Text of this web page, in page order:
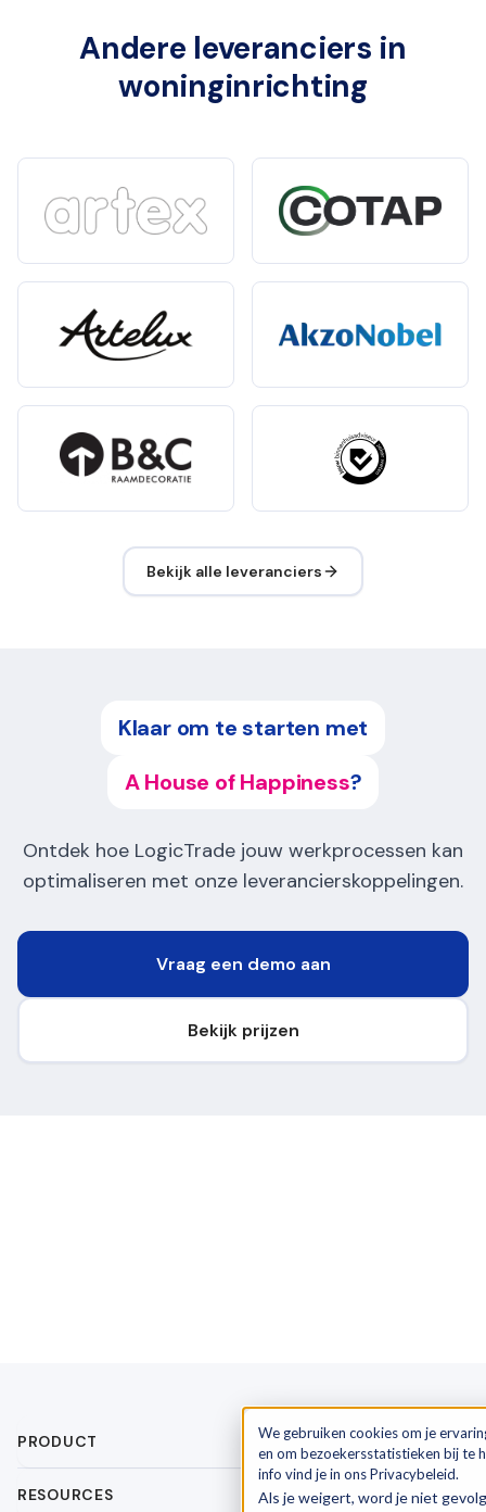
We gebruiken cookies om je
en om bezoekersstatistieken bij te
info vind je in ons Privacybeleid.
Als je weigert, word je niet
Andere leveranciers in
woninginrichting
Bekijk alle leveranciers
Klaar om te starten met
A House of Happiness?
Ontdek hoe LogicTrade jouw werkprocessen kan
optimaliseren met onze leverancierskoppelingen.
Vraag een demo aan
Bekijk prijzen
PRODUCT
RESOURCES